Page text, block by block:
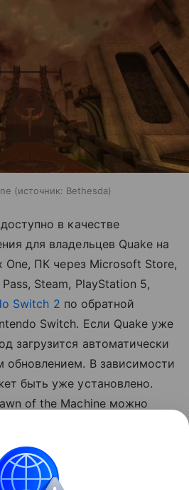
источник: Bethesda
в качестве
для владельцев Quake на
One, ПК через Microsoft Store,
Steam, PlayStation 5,
Switch 2 по обратной
Switch. Если Quake уже
загрузится автоматически
обновлением. В зависимости
быть уже установлено.
of the Machine можно